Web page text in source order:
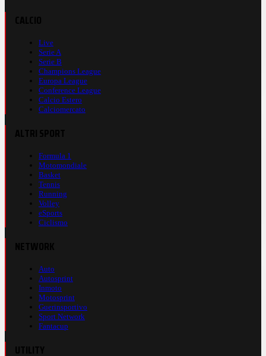
Live
Serie A
Serie B
Champions League
Europa League
Conference League
Calcio Estero
Calciomercato
Formula 1
Motomondiale
Basket
Tennis
Running
Volley
eSports
Ciclismo
Auto
Autosprint
Inmoto
Motosprint
Guerinsportivo
Sport Network
Fantacup